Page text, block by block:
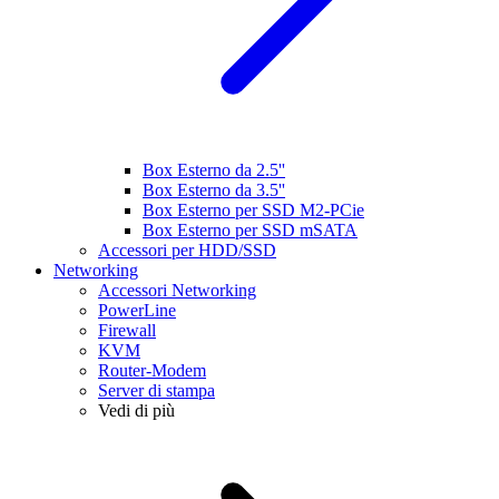
Box Esterno da 2.5''
Box Esterno da 3.5''
Box Esterno per SSD M2-PCie
Box Esterno per SSD mSATA
Accessori per HDD/SSD
Networking
Accessori Networking
PowerLine
Firewall
KVM
Router-Modem
Server di stampa
Vedi di più